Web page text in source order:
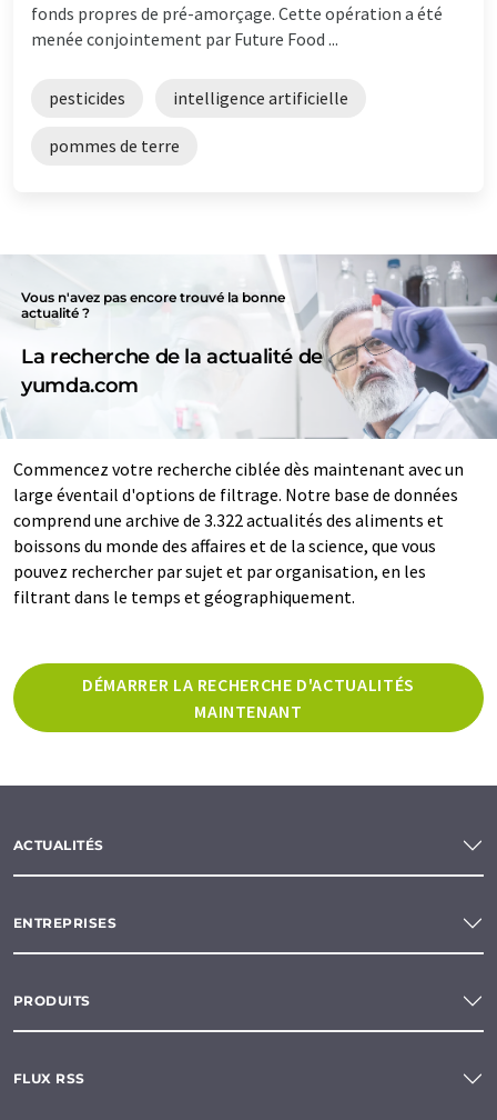
fonds propres de pré-amorçage. Cette opération a été
menée conjointement par Future Food ...
pesticides intelligence artificielle
pommes de terre
Vous n'avez pas encore trouvé la bonne
actualité ?
La recherche de la actualité de
yumda.com
Commencez votre recherche ciblée dès maintenant avec un
large éventail d'options de filtrage. Notre base de données
comprend une archive de 3.322 actualités des aliments et
boissons du monde des affaires et de la science, que vous
pouvez rechercher par sujet et par organisation, en les
filtrant dans le temps et géographiquement.
DÉMARRER LA RECHERCHE D'ACTUALITÉS
MAINTENANT
ACTUALITÉS
ENTREPRISES
PRODUITS
FLUX RSS